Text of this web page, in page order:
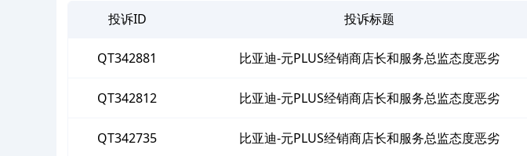
投诉ID 投诉标题
QT342881 比亚迪-元PLUS经销商店长和服务总监态度恶劣
QT342812 比亚迪-元PLUS经销商店长和服务总监态度恶劣
QT342735 比亚迪-元PLUS经销商店长和服务总监态度恶劣